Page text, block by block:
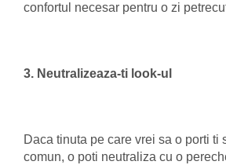
confortul necesar pentru o zi
3. Neutralizeaza-ti look-ul
Daca tinuta pe care vrei sa o porti ti
comun, o poti neutraliza cu o